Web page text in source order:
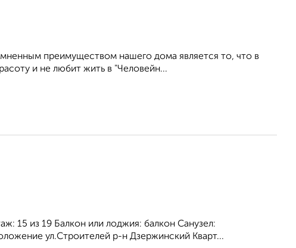
преимуществом нашего дома является то, что в
и не любит жить в "Человейн...
15 из 19 Бaлкoн или лоджия: балкон Сaнузел:
ул.Строителей р-н Дзержинский Кварт...